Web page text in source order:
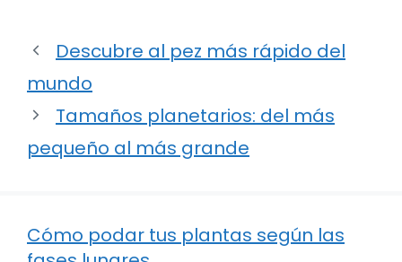
Descubre al pez más rápido del
mundo
Tamaños planetarios: del más
pequeño al más grande
Cómo podar tus plantas según las